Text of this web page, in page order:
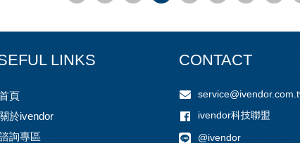
分析儀
LINKS
頁
關於ivendor
詢專區
CONTACT
ivendor科技聯盟
@ivendor